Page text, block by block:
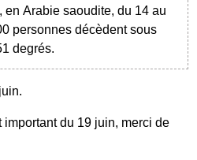
Arabie saoudite, du 14 au
personnes décèdent sous
degrés.
.
important du 19 juin, merci de